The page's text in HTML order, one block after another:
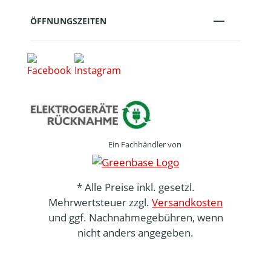
ÖFFNUNGSZEITEN
Ein Fachhändler von
* Alle Preise inkl. gesetzl.
Mehrwertsteuer zzgl. Versandkosten
und ggf. Nachnahmegebühren, wenn
nicht anders angegeben.